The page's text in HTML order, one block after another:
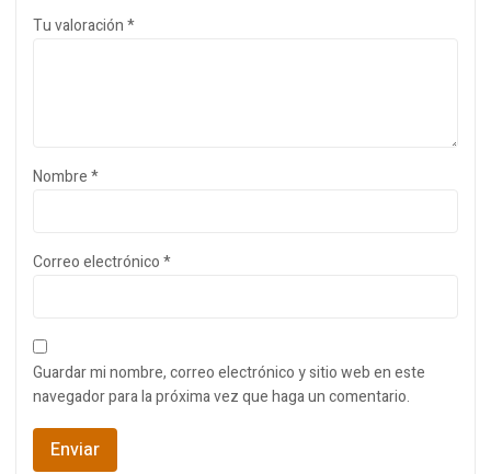
Tu valoración*
Nombre*
Correo electrónico*
Guardar mi nombre, correo electrónico y sitio web en este
navegador para la próxima vez que haga un comentario.